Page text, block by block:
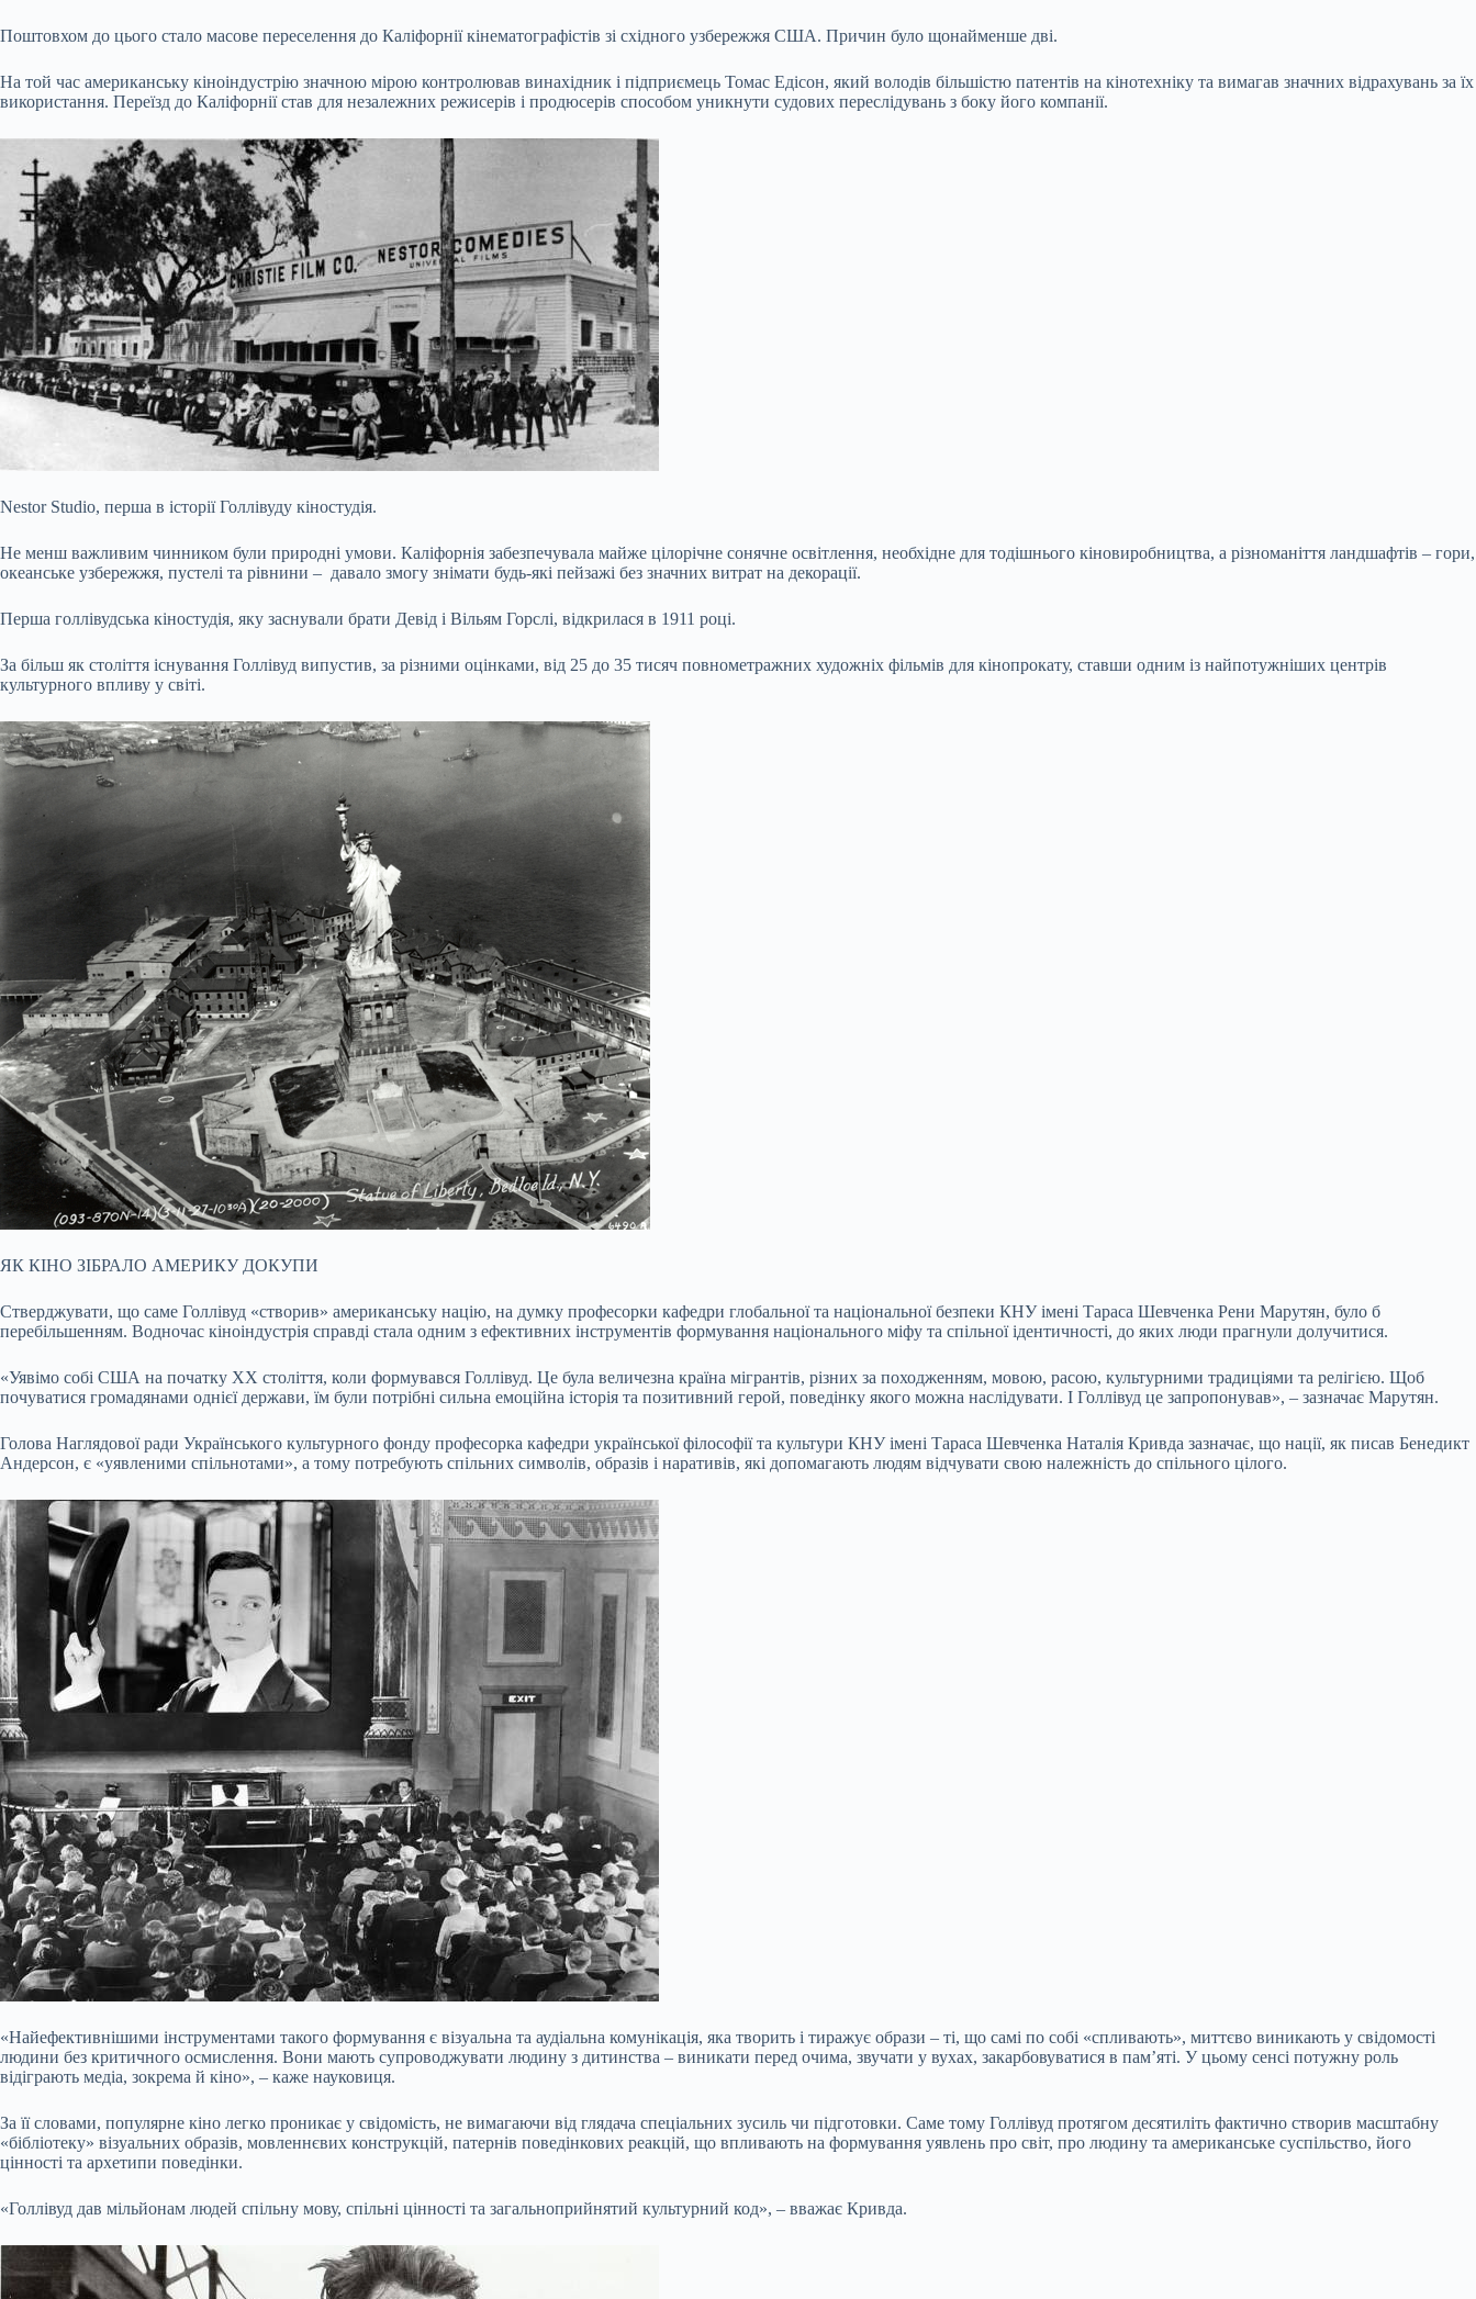
Поштовхом до цього стало масове переселення до Каліфорнії кінематографістів зі східного узбережжя США. Причин було щонайменше дві.
На той час американську кіноіндустрію значною мірою контролював винахідник і підприємець Томас Едісон, який володів більшістю патентів на кінотехніку та вимагав значних відрахувань за їх
використання. Переїзд до Каліфорнії став для незалежних режисерів і продюсерів способом уникнути судових переслідувань з боку його компанії.
Nestor Studio, перша в історії Голлівуду кіностудія.
Не менш важливим чинником були природні умови. Каліфорнія забезпечувала майже цілорічне сонячне освітлення, необхідне для тодішнього кіновиробництва, а різноманіття ландшафтів – гори,
океанське узбережжя, пустелі та рівнини – давало змогу знімати будь-які пейзажі без значних витрат на декорації.
Перша голлівудська кіностудія, яку заснували брати Девід і Вільям Горслі, відкрилася в 1911 році.
За більш як століття існування Голлівуд випустив, за різними оцінками, від 25 до 35 тисяч повнометражних художніх фільмів для кінопрокату, ставши одним із найпотужніших центрів
культурного впливу у світі.
ЯК КІНО ЗІБРАЛО АМЕРИКУ ДОКУПИ
Стверджувати, що саме Голлівуд «створив» американську націю, на думку професорки кафедри глобальної та національної безпеки КНУ імені Тараса Шевченка Рени Марутян, було б
перебільшенням. Водночас кіноіндустрія справді стала одним з ефективних інструментів формування національного міфу та спільної ідентичності, до яких люди прагнули долучитися.
«Уявімо собі США на початку ХХ століття, коли формувався Голлівуд. Це була величезна країна мігрантів, різних за походженням, мовою, расою, культурними традиціями та релігією. Щоб
почуватися громадянами однієї держави, їм були потрібні сильна емоційна історія та позитивний герой, поведінку якого можна наслідувати. І Голлівуд це запропонував», – зазначає Марутян.
Голова Наглядової ради Українського культурного фонду професорка кафедри української філософії та культури КНУ імені Тараса Шевченка Наталія Кривда зазначає, що нації, як писав Бенедикт
Андерсон, є «уявленими спільнотами», а тому потребують спільних символів, образів і наративів, які допомагають людям відчувати свою належність до спільного цілого.
«Найефективнішими інструментами такого формування є візуальна та аудіальна комунікація, яка творить і тиражує образи – ті, що самі по собі «спливають», миттєво виникають у свідомості
людини без критичного осмислення. Вони мають супроводжувати людину з дитинства – виникати перед очима, звучати у вухах, закарбовуватися в пам’яті. У цьому сенсі потужну роль
відіграють медіа, зокрема й кіно», – каже науковиця.
За її словами, популярне кіно легко проникає у свідомість, не вимагаючи від глядача спеціальних зусиль чи підготовки. Саме тому Голлівуд протягом десятиліть фактично створив масштабну
«бібліотеку» візуальних образів, мовленнєвих конструкцій, патернів поведінкових реакцій, що впливають на формування уявлень про світ, про людину та американське суспільство, його
цінності та архетипи поведінки.
«Голлівуд дав мільйонам людей спільну мову, спільні цінності та загальноприйнятий культурний код», – вважає Кривда.